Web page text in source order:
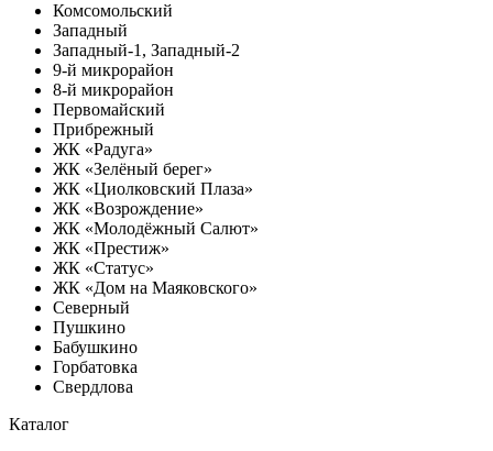
Комсомольский
Западный
Западный-1, Западный-2
9-й микрорайон
8-й микрорайон
Первомайский
Прибрежный
ЖК «Радуга»
ЖК «Зелёный берег»
ЖК «Циолковский Плаза»
ЖК «Возрождение»
ЖК «Молодёжный Салют»
ЖК «Престиж»
ЖК «Статус»
ЖК «Дом на Маяковского»
Северный
Пушкино
Бабушкино
Горбатовка
Свердлова
Каталог